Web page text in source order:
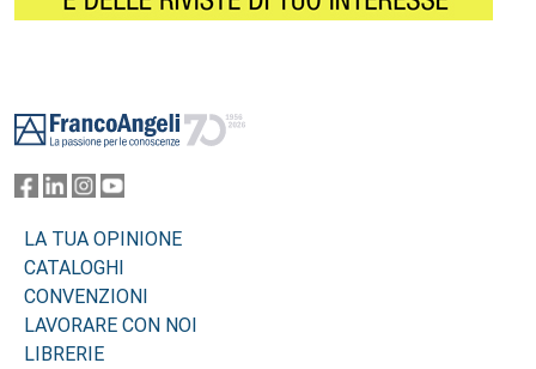
LA TUA OPINIONE
CATALOGHI
CONVENZIONI
LAVORARE CON NOI
LIBRERIE